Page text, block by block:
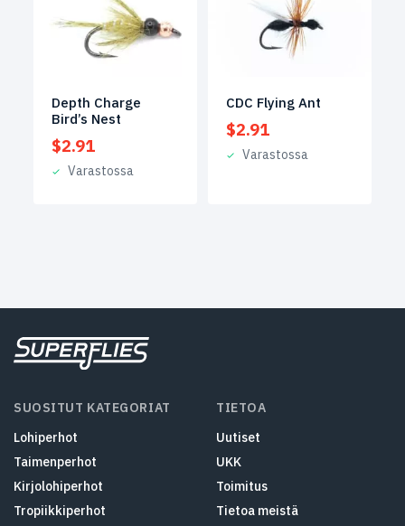
Depth Charge
Bird’s Nest
$2.91
Varastossa
CDC Flying Ant
$2.91
Varastossa
SUOSITUT KATEGORIAT
Lohiperhot
Taimenperhot
Kirjolohiperhot
Tropiikkiperhot
TIETOA
Uutiset
UKK
Toimitus
Tietoa meistä